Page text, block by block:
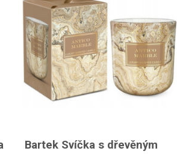
Bartek Svíčka s dřevěným